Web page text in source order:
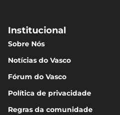
Institucional
Sobre Nós
Notícias do Vasco
Fórum do Vasco
Política de privacidade
Regras da comunidade